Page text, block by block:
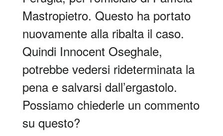
Mastropietro. Questo ha portato
nuovamente alla ribalta il caso.
Quindi Innocent Oseghale,
potrebbe vedersi rideterminata la
pena e salvarsi dall’ergastolo.
Possiamo chiederle un commento
su questo?